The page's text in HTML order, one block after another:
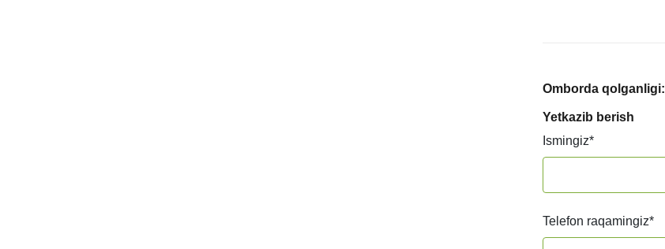
Omborda qolganligi:
Yetkazib berish
Ismingiz*
Telefon raqamingiz*